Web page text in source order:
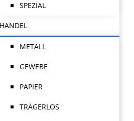
SPEZIAL
HANDEL
METALL
GEWEBE
PAPIER
TRÄGERLOS